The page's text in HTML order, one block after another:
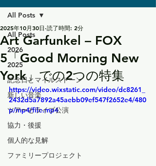
All Posts
2026
2025
記念日とマイルストーン
新しい音楽
ツアーとライブ公演
協力・後援
個人的な見解
ファミリープロジェクト
All Posts
Art Garfunkel – FOX
5「Good Morning New
York」での2つの特集
2025年10月30日 読了時間: 2分
https://video.wixstatic.com/video/dc8261_
2432d5a7892a45aebb09ef547f2652e4/480
p/mp4/file.mp4